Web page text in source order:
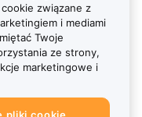
związane z
i mediami
Twoje
ze strony,
marketingowe i